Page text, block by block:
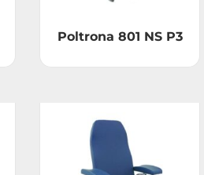
Poltrona 801 NS P3